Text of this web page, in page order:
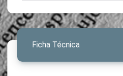
Ficha Técnica